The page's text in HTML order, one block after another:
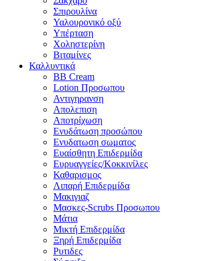
Σπιρουλίνα
Υαλουρονικό οξύ
Υπέρταση
Χοληστερίνη
Βιταμίνες
Καλλυντικά
BB Cream
Lotion Προσωπου
Αντιγηρανση
Απολεπιση
Αποτρίχωση
Ενυδάτωση προσώπου
Ενυδατωση σωματος
Ευαίσθητη Επιδερμίδα
Ευρυαγγείες/Κοκκινίλες
Καθαρισμος
Λιπαρή Επιδερμίδα
Μακιγιαζ
Μασκες-Scrubs Προσωπου
Μάτια
Μικτή Επιδερμίδα
Ξηρή Επιδερμίδα
Ρυτιδες